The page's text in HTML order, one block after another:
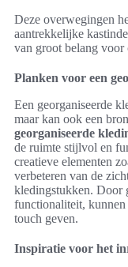
Deze overwegingen
aantrekkelijke
van groot belang voor
Planken voor een
Een georganiseerde
maar kan ook een
georganiseerde
de ruimte stijlvol en
creatieve elementen
verbeteren van de
kledingstukken. Door
functionaliteit,
touch geven.
Inspiratie voor het